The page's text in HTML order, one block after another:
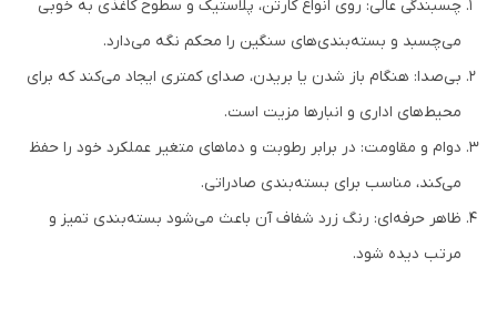
چسبندگی عالی: روی انواع کارتن، پلاستیک و سطوح کاغذی به خوبی
می‌چسبد و بسته‌بندی‌های سنگین را محکم نگه می‌دارد.
بی‌صدا: هنگام باز شدن یا بریدن، صدای کمتری ایجاد می‌کند که برای
محیط‌های اداری و انبارها مزیت است.
دوام و مقاومت: در برابر رطوبت و دماهای متغیر عملکرد خود را حفظ
می‌کند، مناسب برای بسته‌بندی صادراتی.
ظاهر حرفه‌ای: رنگ زرد شفاف آن باعث می‌شود بسته‌بندی تمیز و
مرتب دیده شود.